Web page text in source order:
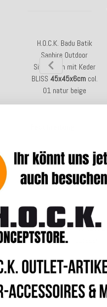
H.O.C.K. Badu Batik
Saphire Outdoor
Sitzkissen mit Keder
BLISS 45x45x6cmcol.
01 natur beige
Der Bezug des
Fleckschutz
lichtecht,
Die Füllung besteht aus
Polyäther-
Der Hocker ist
fürIndoorund
Durch den
bei Bedarf bei30° C
Kombinieren Sie den